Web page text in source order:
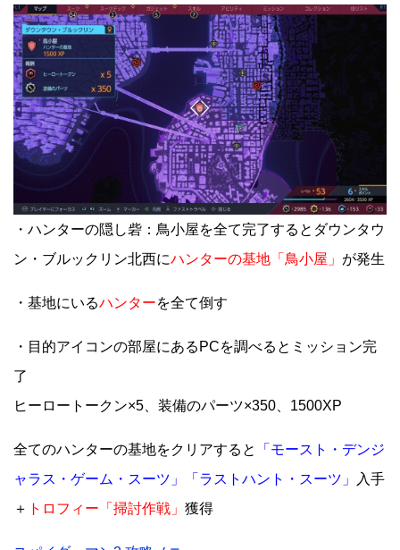
・ハンターの隠し砦：鳥小屋を全て完了するとダウンタウ
ン・ブルックリン北西にハンターの基地「鳥小屋」 が発生
・基地にいるハンターを全て倒す
・目的アイコンの部屋にあるPCを調べるとミッション完
了
ヒーロートークン×5、装備のパーツ×350、1500XP
全てのハンターの基地をクリアすると
「モースト・デンジ
ャラス・ゲーム・スーツ」「ラストハント・スーツ」
入手
＋ トロフィー「掃討作戦」 獲得